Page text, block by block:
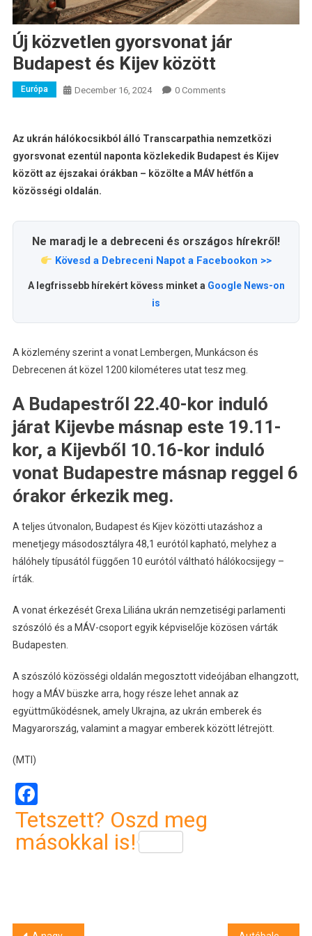
Új közvetlen gyorsvonat jár
Budapest és Kijev között
Európa December 16, 2024 0 Comments
Az ukrán hálókocsikból álló Transcarpathia nemzetközi
gyorsvonat ezentúl naponta közlekedik Budapest és Kijev
között az éjszakai órákban – közölte a MÁV hétfőn a
közösségi oldalán.
Ne maradj le a debreceni és országos hírekről!
Kövesd a Debreceni Napot a Facebookon >>
A legfrissebb hírekért kövess minket a Google News-on
is
A közlemény szerint a vonat Lembergen, Munkácson és
Debrecenen át közel 1200 kilométeres utat tesz meg.
A Budapestről 22.40-kor induló
járat Kijevbe másnap este 19.11-
kor, a Kijevből 10.16-kor induló
vonat Budapestre másnap reggel 6
órakor érkezik meg.
A teljes útvonalon, Budapest és Kijev közötti utazáshoz a
menetjegy másodosztályra 48,1 eurótól kapható, melyhez a
hálóhely típusától függően 10 eurótól váltható hálókocsijegy –
írták.
A vonat érkezését Grexa Liliána ukrán nemzetiségi parlamenti
szószóló és a MÁV-csoport egyik képviselője közösen várták
Budapesten.
A szószóló közösségi oldalán megosztott videójában elhangzott,
hogy a MÁV büszke arra, hogy része lehet annak az
együttműködésnek, amely Ukrajna, az ukrán emberek és
Magyarország, valamint a magyar emberek között létrejött.
(MTI)
Tetszett? Oszd meg
másokkal is!